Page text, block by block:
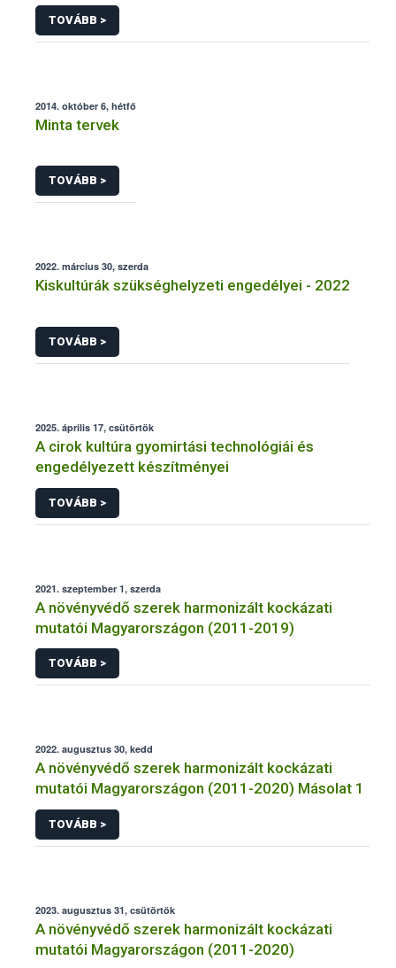
TOVÁBB >
2014. október 6, hétfő
Minta tervek
TOVÁBB >
2022. március 30, szerda
Kiskultúrák szükséghelyzeti engedélyei - 2022
TOVÁBB >
2025. április 17, csütörtök
A cirok kultúra gyomirtási technológiái és
engedélyezett készítményei
TOVÁBB >
2021. szeptember 1, szerda
A növényvédő szerek harmonizált kockázati
mutatói Magyarországon (2011-2019)
TOVÁBB >
2022. augusztus 30, kedd
A növényvédő szerek harmonizált kockázati
mutatói Magyarországon (2011-2020) Másolat 1
TOVÁBB >
2023. augusztus 31, csütörtök
A növényvédő szerek harmonizált kockázati
mutatói Magyarországon (2011-2020)